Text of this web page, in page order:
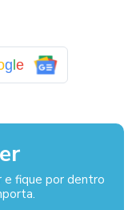
gle
e fique por dentro